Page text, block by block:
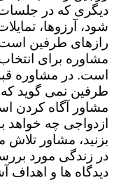
دیگری که در
شود، آرزوها،
رازهای طرفین
مشاوره برای
است. در مشاوره
طرفین نمی گوید که
مشاور آگاه کردن
ازدواجی چه خواهد
بزنید، مشاور تلاش
در زندگی مورد
دیدگاه ها و اهداف